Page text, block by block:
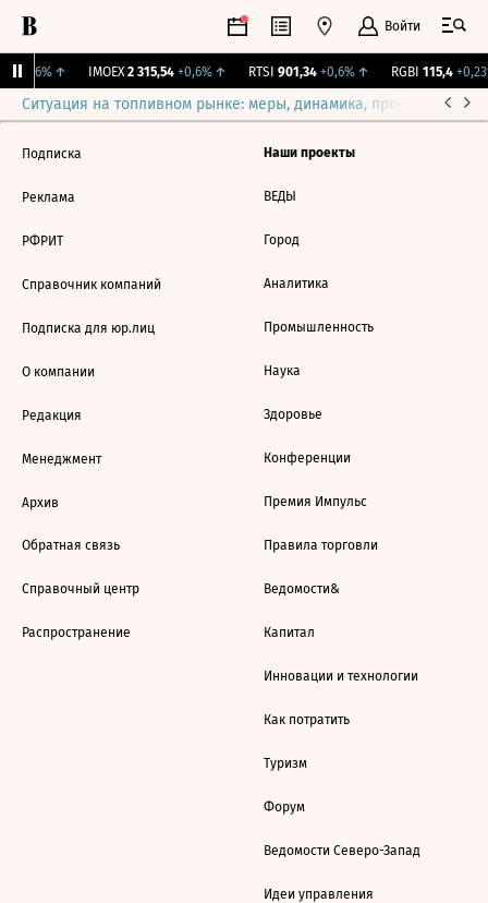
Войти
+0,56%↑ IMOEX 2 315,54 +0,6%↑ RTSI 901,34 +0,6%↑ RGBI 115,4
Ситуация на топливном рынке: меры, динамика, прогнозы
Подписка
Реклама
РФРИТ
Справочник компаний
Подписка для юр.лиц
О компании
Редакция
Менеджмент
Архив
Обратная связь
Справочный центр
Распространение
Наши проекты
ВЕДЫ
Город
Аналитика
Промышленность
Наука
Здоровье
Конференции
Премия Импульс
Правила торговли
Ведомости&
Капитал
Инновации и технологии
Как потратить
Туризм
Форум
Ведомости Северо-Запад
Идеи управления